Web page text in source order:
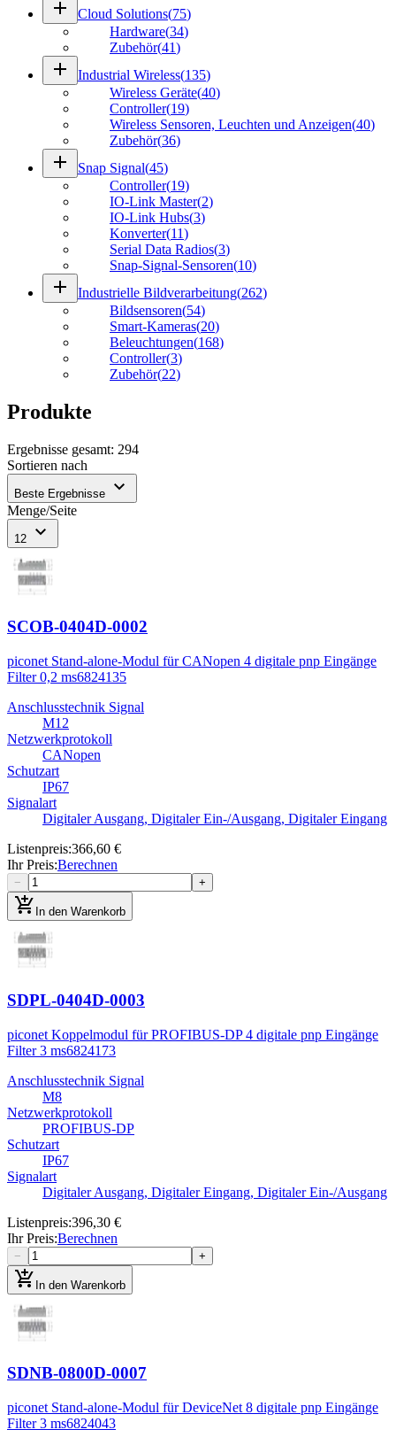
add Cloud Solutions(75)
Hardware(34)
Zubehör(41)
add Industrial Wireless(135)
Wireless Geräte(40)
Controller(19)
Wireless Sensoren, Leuchten und Anzeigen(40)
Zubehör(36)
add Snap Signal(45)
Controller(19)
IO-Link Master(2)
IO-Link Hubs(3)
Konverter(11)
Serial Data Radios(3)
Snap-Signal-Sensoren(10)
add Industrielle Bildverarbeitung(262)
Bildsensoren(54)
Smart-Kameras(20)
Beleuchtungen(168)
Controller(3)
Zubehör(22)
Produkte
Ergebnisse gesamt: 294
Sortieren nach
Beste Ergebnisse expand_more
Menge/Seite
12 expand_more
SCOB-0404D-0002
piconet Stand-alone-Modul für CANopen 4 digitale pnp Eingänge
Filter 0,2 ms6824135
Anschlusstechnik Signal
M12
Netzwerkprotokoll
CANopen
Schutzart
IP67
Signalart
Digitaler Ausgang, Digitaler Ein-/Ausgang, Digitaler Eingang
Listenpreis:366,60 €
Ihr Preis:Berechnen
− +
add_shopping_cart In den Warenkorb
SDPL-0404D-0003
piconet Koppelmodul für PROFIBUS-DP 4 digitale pnp Eingänge
Filter 3 ms6824173
Anschlusstechnik Signal
M8
Netzwerkprotokoll
PROFIBUS-DP
Schutzart
IP67
Signalart
Digitaler Ausgang, Digitaler Eingang, Digitaler Ein-/Ausgang
Listenpreis:396,30 €
Ihr Preis:Berechnen
− +
add_shopping_cart In den Warenkorb
SDNB-0800D-0007
piconet Stand-alone-Modul für DeviceNet 8 digitale pnp Eingänge
Filter 3 ms6824043